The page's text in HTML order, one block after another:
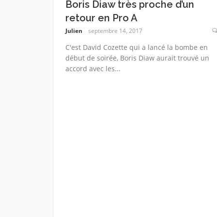
Boris Diaw très proche d’un
retour en Pro A
Julien septembre 14, 2017
C'est David Cozette qui a lancé la bombe en
début de soirée, Boris Diaw aurait trouvé un
accord avec les...